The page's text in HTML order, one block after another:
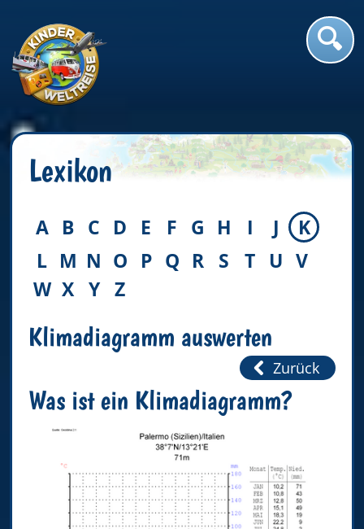
Lexikon
A B C D E F G H I J
K
L M N O P Q R S T U V
W X Y Z
Klimadiagramm auswerten
Zurück
Was ist ein Klimadiagramm?